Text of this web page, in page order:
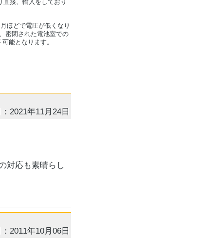
接、輸入をしており
ほどで電圧が低くなり
密閉された電池室での
能となります。
2021年11月24日
対応も素晴らし
2011年10月06日